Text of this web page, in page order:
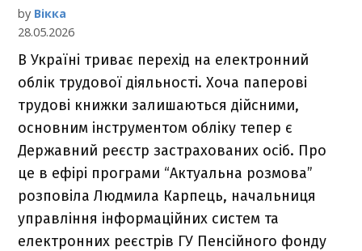
by Вікка
28.05.2026
В Україні триває перехід на електронний
облік трудової діяльності. Хоча паперові
трудові книжки залишаються дійсними,
основним інструментом обліку тепер є
Державний реєстр застрахованих осіб. Про
це в ефірі програми “Актуальна розмова”
розповіла Людмила Карпець, начальниця
управління інформаційних систем та
електронних реєстрів ГУ Пенсійного фонду